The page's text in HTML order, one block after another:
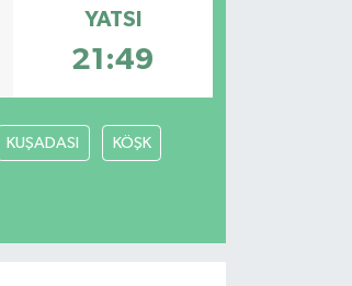
YATSI
21:49
KUŞADASI KÖŞK